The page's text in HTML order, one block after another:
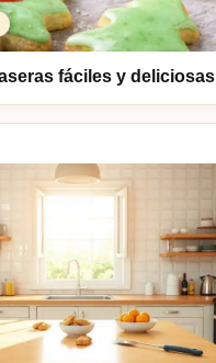
fáciles y deliciosas